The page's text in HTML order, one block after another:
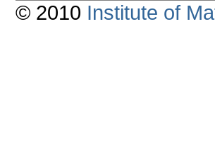
© 2010 Institute of